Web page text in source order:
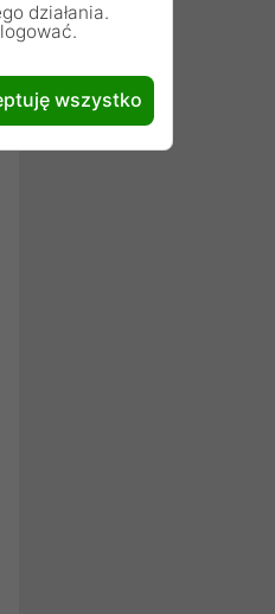
działania.
wszystko